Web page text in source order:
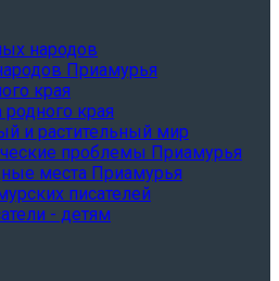
народов
Приамурья
края
края
и растительный мир
проблемы Приамурья
места Приамурья
писателей
- детям